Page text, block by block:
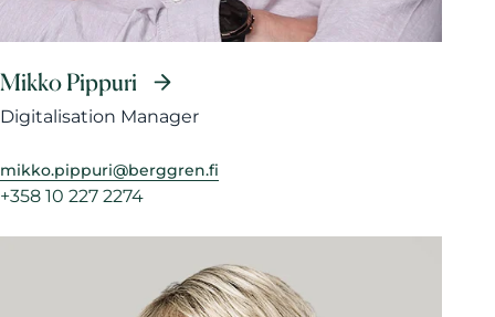
Mikko Pippuri
Digitalisation Manager
mikko.pippuri@berggren.fi
+358 10 227 2274